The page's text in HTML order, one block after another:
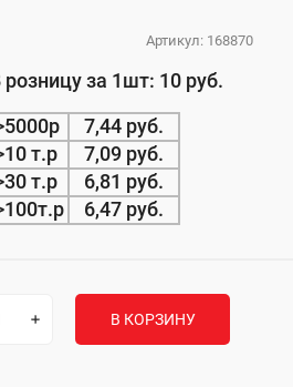
Артикул: 168870
розницу за 1шт: 10 руб.
7,44 руб.
т.р
7,09 руб.
т.р
6,81 руб.
6,47 руб.
В КОРЗИНУ